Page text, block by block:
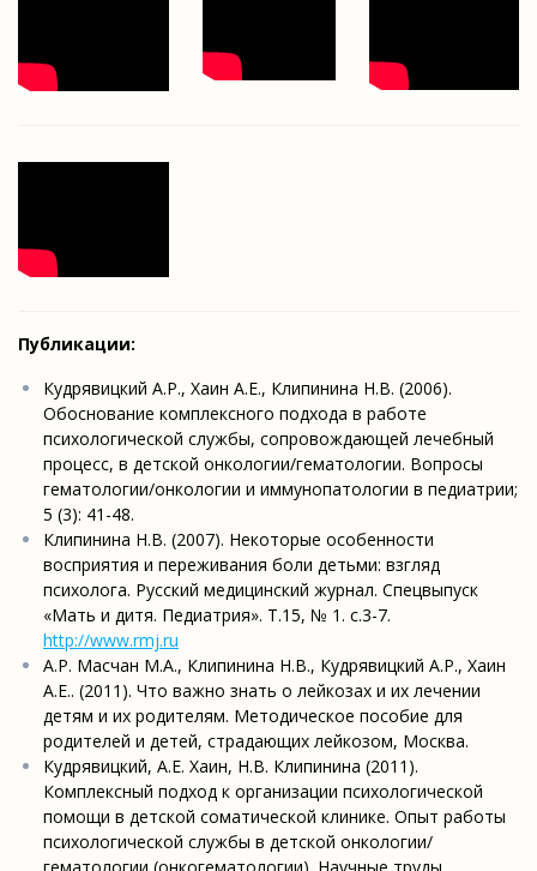
Публикации:
Кудрявицкий А.Р., Хаин А.Е., Клипинина Н.В. (2006).
Обоснование комплексного подхода в работе
психологической службы, сопровождающей лечебный
процесс, в детской онкологии/гематологии. Вопросы
гематологии/онкологии и иммунопатологии в педиатрии;
5 (3): 41-48.
Клипинина Н.В. (2007). Некоторые особенности
восприятия и переживания боли детьми: взгляд
психолога. Русский медицинский журнал. Спецвыпуск
«Мать и дитя. Педиатрия». Т.15, № 1. с.3-7.
http://www.rmj.ru
А.Р. Масчан М.А., Клипинина Н.В., Кудрявицкий А.Р., Хаин
А.Е.. (2011). Что важно знать о лейкозах и их лечении
детям и их родителям. Методическое пособие для
родителей и детей, страдающих лейкозом, Москва.
Кудрявицкий, А.Е. Хаин, Н.В. Клипинина (2011).
Комплексный подход к организации психологической
помощи в детской соматической клинике. Опыт работы
психологической службы в детской онкологии/